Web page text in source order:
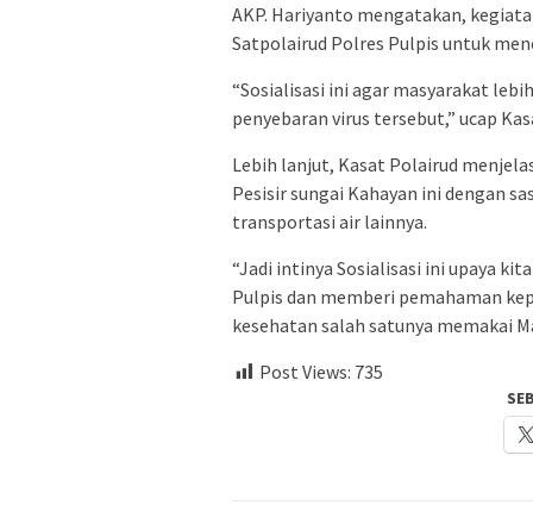
AKP. Hariyanto mengatakan,
Satpolairud Polres Pulpis untuk
“Sosialisasi ini agar masyarakat
penyebaran virus tersebut,” ucap
Lebih lanjut, Kasat Polairud
Pesisir sungai Kahayan ini dengan
transportasi air lainnya.
“Jadi intinya Sosialisasi ini upaya
Pulpis dan memberi pemahaman
kesehatan salah satunya memakai
Post Views: 735